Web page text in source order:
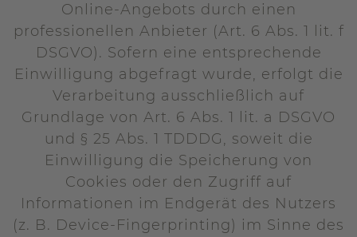
Online-Angebots durch einen
professionellen Anbieter (Art. 6 Abs. 1 lit. f
DSGVO). Sofern eine entsprechende
Einwilligung abgefragt wurde, erfolgt die
Verarbeitung ausschließlich auf
Grundlage von Art. 6 Abs. 1 lit. a DSGVO
und § 25 Abs. 1 TDDDG, soweit die
Einwilligung die Speicherung von
Cookies oder den Zugriff auf
Informationen im Endgerät des Nutzers
(z. B. Device-Fingerprinting) im Sinne des